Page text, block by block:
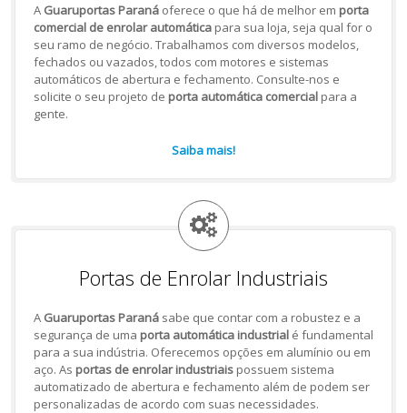
A Guaruportas Paranáoferece o que há de melhor em porta
comercial de enrolar automáticapara sua loja, seja qual for o
seu ramo de negócio. Trabalhamos com diversos modelos,
fechados ou vazados, todos com motores e sistemas
automáticos de abertura e fechamento. Consulte-nos e
solicite o seu projeto de porta automática comercialpara a
gente.
Saiba mais!
Portas de Enrolar Industriais
A Guaruportas Paranásabe que contar com a robustez e a
segurança de uma porta automática industrialé fundamental
para a sua indústria. Oferecemos opções em alumínio ou em
aço. As portas de enrolar industriaispossuem sistema
automatizado de abertura e fechamento além de podem ser
personalizadas de acordo com suas necessidades.